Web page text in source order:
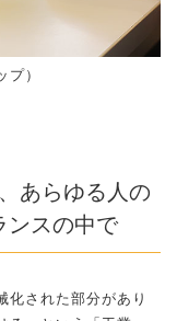
プ）
あらゆる人の
ンスの中で
化された部分があり